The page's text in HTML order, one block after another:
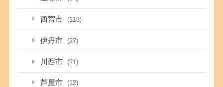
西宮市 (118)
伊丹市 (27)
川西市 (21)
芦屋市 (12)